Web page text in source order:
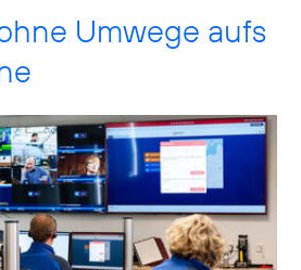
Umwege aufs